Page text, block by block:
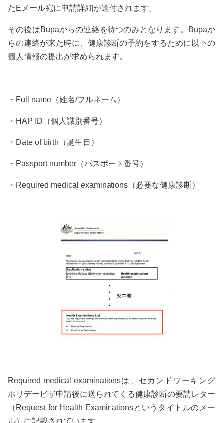
たEメール宛に申請詳細が送付されます。
その後はBupaからの連絡を待つのみとなります。Bupaか
らの連絡が来た時に、健康診断の予約をするために以下の
個人情報の提出が求められます。
・Full name（姓名/フルネーム）
・HAP ID（個人識別番号）
・Date of birth（誕生日）
・Passport number（パスポート番号）
・Required medical examinations（必要な健康診断）
Required medical examinationsは、セカンドワーキング
ホリデービザ申請後に送られてくる健康診断の要請レター
（Request for Health Examinationsというタイトルのメー
ル）に記載されています。